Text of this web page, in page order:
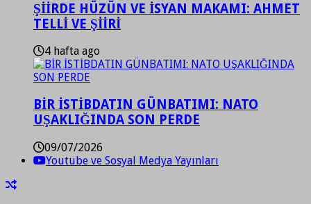
ŞİİRDE HÜZÜN VE İSYAN MAKAMI: AHMET
TELLİ VE ŞİİRİ
4 hafta ago
BİR İSTİBDATIN GÜNBATIMI: NATO
UŞAKLIĞINDA SON PERDE
09/07/2026
Youtube ve Sosyal Medya Yayınları